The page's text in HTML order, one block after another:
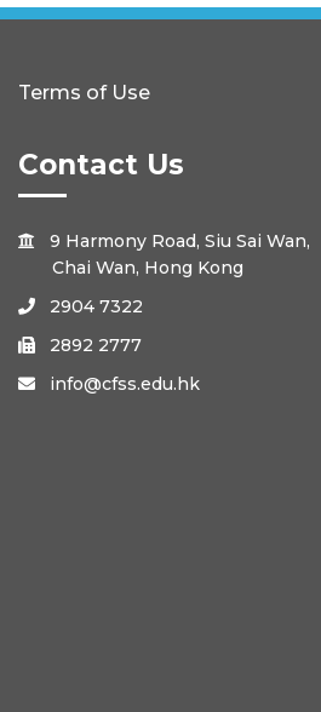
Terms of Use
Contact Us

9 Harmony Road, Siu Sai Wan,
Chai Wan, Hong Kong
 2904 7322
 2892 2777
 info@cfss.edu.hk